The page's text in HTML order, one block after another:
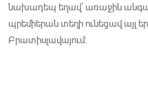
նախադեպ եղավ` առաջին
պրեմիերան տեղի ունեցավ այլ
Բրատիսլավայում: